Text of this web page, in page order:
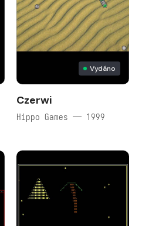
Vydáno
Czerwi
Hippo Games — 1999